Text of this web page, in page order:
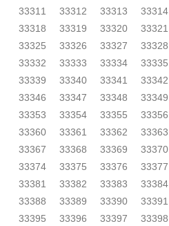
33311
33312 33313 33314
33318
33319 33320 33321
33325
33326 33327 33328
33332
33333 33334 33335
33339
33340 33341 33342
33346
33347 33348 33349
33353
33354 33355 33356
33360
33361 33362 33363
33367
33368 33369 33370
33374
33375 33376 33377
33381
33382 33383 33384
33388
33389 33390 33391
33395
33396 33397 33398